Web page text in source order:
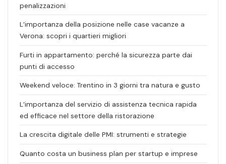
penalizzazioni
L’importanza della posizione nelle case vacanze a
Verona: scopri i quartieri migliori
Furti in appartamento: perché la sicurezza parte dai
punti di accesso
Weekend veloce: Trentino in 3 giorni tra natura e gusto
L’importanza del servizio di assistenza tecnica rapida
ed efficace nel settore della ristorazione
La crescita digitale delle PMI: strumenti e strategie
Quanto costa un business plan per startup e imprese